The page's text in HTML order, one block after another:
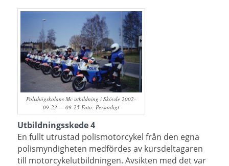
Polishögskolans Mc utbildning i Skövde 2002-
09-23 — 09-25 Foto: Personligt
Utbildningsskede 4
En fullt utrustad polismotorcykel från den egna
polismyndigheten medfördes av kursdeltagaren
till motorcykelutbildningen. Avsikten med det var